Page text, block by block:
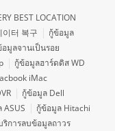
BEST LOCATION
이터 복구
กู้ข้อมูล
อมูลจานเป็นรอย
กู้ข้อมูลฮาร์ดดิส WD
iMac
กู้ข้อมูล Dell
ASUS
กู้ข้อมูล Hitachi
ริการลบข้อมูลถาวร